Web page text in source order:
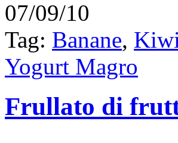
07/09/10
Tag: Banane,
Yogurt Magro
Frullato di